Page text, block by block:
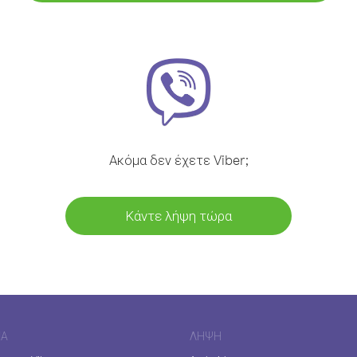
Ακόμα δεν έχετε Viber;
Κάντε λήψη τώρα
ΛΉΨΗ